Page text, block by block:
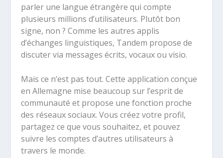
parler une langue étrangère qui compte
plusieurs millions d’utilisateurs. Plutôt bon
signe, non ? Comme les autres applis
d’échanges linguistiques, Tandem propose de
discuter via messages écrits, vocaux ou visio.
Mais ce n’est pas tout. Cette application conçue
en Allemagne mise beaucoup sur l’esprit de
communauté et propose une fonction proche
des réseaux sociaux. Vous créez votre profil,
partagez ce que vous souhaitez, et pouvez
suivre les comptes d’autres utilisateurs à
travers le monde.